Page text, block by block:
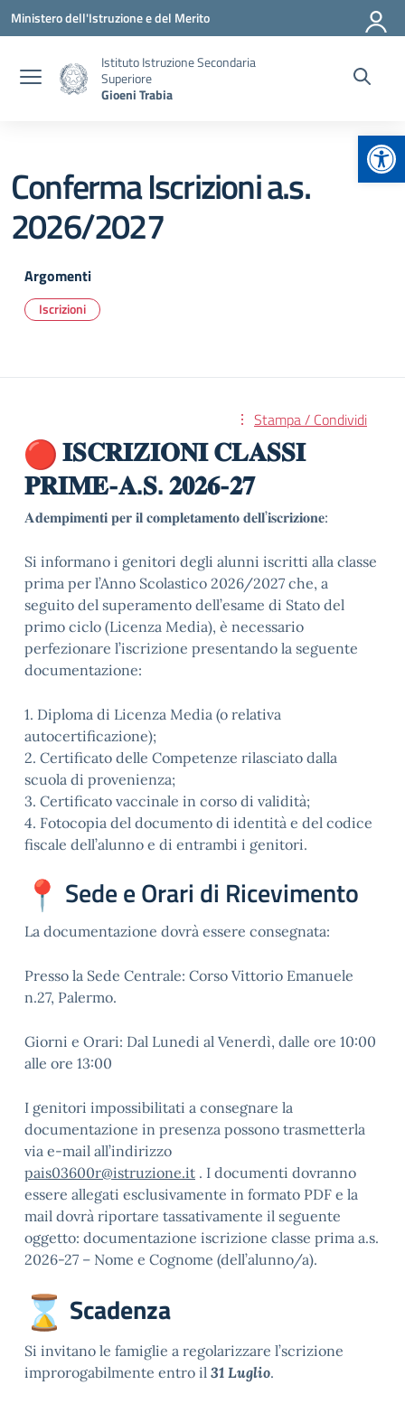
Vai ai contenuti
Vai al menu di navigazione
Vai al footer
Ministero dell'Istruzione e del Merito
Istituto Istruzione Secondaria
Superiore
Gioeni Trabia
Conferma Iscrizioni a.s.
2026/2027
Argomenti
Iscrizioni
Stampa / Condividi
𝐈𝐒𝐂𝐑𝐈𝐙𝐈𝐎𝐍𝐈 𝐂𝐋𝐀𝐒𝐒𝐈
𝐏𝐑𝐈𝐌𝐄-𝐀.𝐒. 𝟐𝟎𝟐𝟔-𝟐𝟕
𝐀𝐝𝐞𝐦𝐩𝐢𝐦𝐞𝐧𝐭𝐢 𝐩𝐞𝐫 𝐢𝐥 𝐜𝐨𝐦𝐩𝐥𝐞𝐭𝐚𝐦𝐞𝐧𝐭𝐨 𝐝𝐞𝐥𝐥’𝐢𝐬𝐜𝐫𝐢𝐳𝐢𝐨𝐧𝐞:
Si informano i genitori degli alunni iscritti alla classe
prima per l’Anno Scolastico 2026/2027 che, a
seguito del superamento dell’esame di Stato del
primo ciclo (Licenza Media), è necessario
perfezionare l’iscrizione presentando la seguente
documentazione:
1. Diploma di Licenza Media (o relativa
autocertificazione);
2. Certificato delle Competenze rilasciato dalla
scuola di provenienza;
3. Certificato vaccinale in corso di validità;
4. Fotocopia del documento di identità e del codice
fiscale dell’alunno e di entrambi i genitori.
Sede e Orari di Ricevimento
La documentazione dovrà essere consegnata:
Presso la Sede Centrale: Corso Vittorio Emanuele
n.27, Palermo.
Giorni e Orari: Dal Lunedi al Venerdì, dalle ore 10:00
alle ore 13:00
I genitori impossibilitati a consegnare la
documentazione in presenza possono trasmetterla
via e-mail all’indirizzo
pais03600r@istruzione.it . I documenti dovranno
essere allegati esclusivamente in formato PDF e la
mail dovrà riportare tassativamente il seguente
oggetto: documentazione iscrizione classe prima a.s.
2026-27 – Nome e Cognome (dell’alunno/a).
Scadenza
Si invitano le famiglie a regolarizzare l’scrizione
improrogabilmente entro il 31 Luglio.